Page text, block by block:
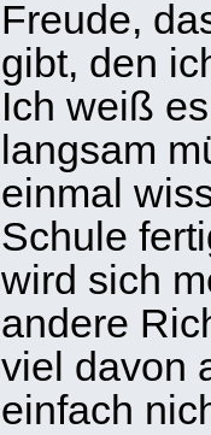
Freude,
gibt, den
Ich weiß
langsam
einmal
Schule
wird sich
andere
viel davon
einfach